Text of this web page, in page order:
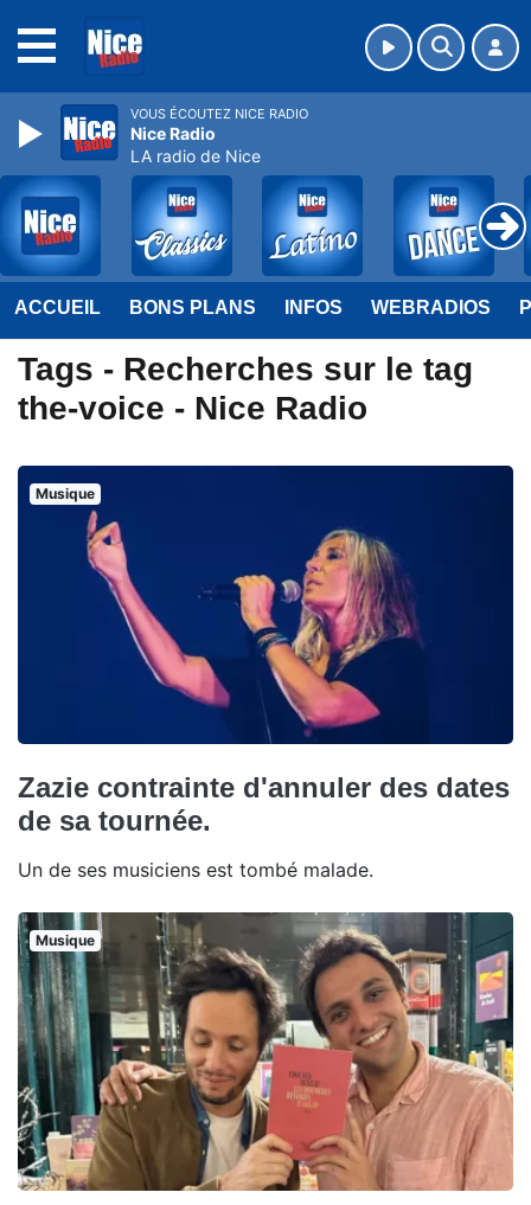
ACCUEIL BONS PLANS INFOS WEBRADIOS
Tags - Recherches sur le tag
the-voice - Nice Radio
Musique
Zazie contrainte d'annuler des dates
de sa tournée.
Un de ses musiciens est tombé malade.
Musique
VOUS ÉCOUTEZ NICE RADIO
Nice Radio
LA radio de Nice